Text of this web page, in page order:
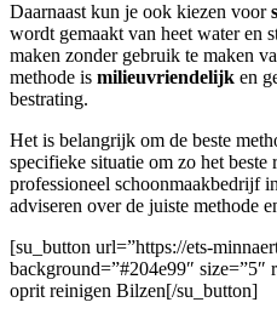
Daarnaast kun je ook kiezen voor
wordt gemaakt van heet water en
maken zonder gebruik te maken
methode is milieuvriendelijk en
bestrating.
Het is belangrijk om de beste
specifieke situatie om zo het beste
professioneel schoonmaakbedrijf
adviseren over de juiste methode
[su_button url=”https://ets-
background=”#204e99″
oprit reinigen Bilzen[/su_button]